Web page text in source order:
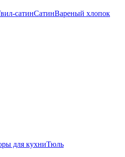
сатинСатинВареный хлопок
для кухниТюль